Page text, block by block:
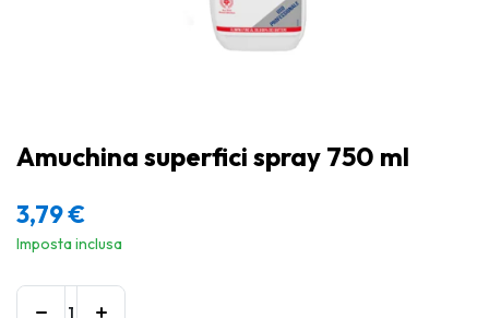
Amuchina superfici spray 750 ml
3,79€
Imposta inclusa